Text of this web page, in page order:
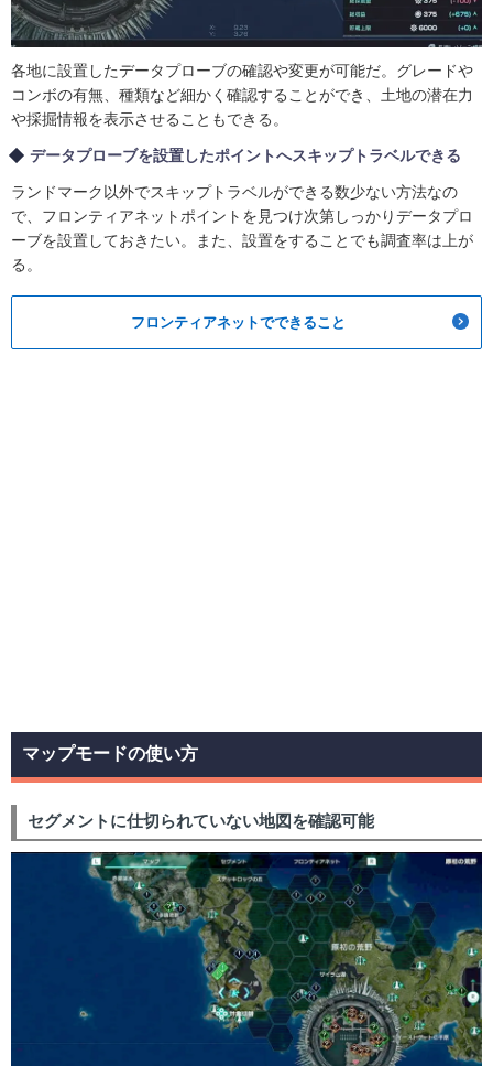
各地に設置したデータプローブの確認や変更が可能だ。グレードや
コンボの有無、種類など細かく確認することができ、土地の潜在力
や採掘情報を表示させることもできる。
データプローブを設置したポイントへスキップトラベルできる
ランドマーク以外でスキップトラベルができる数少ない方法なの
で、フロンティアネットポイントを見つけ次第しっかりデータプロ
ーブを設置しておきたい。また、設置をすることでも調査率は上が
る。
フロンティアネットでできること
マップモードの使い方
セグメントに仕切られていない地図を確認可能